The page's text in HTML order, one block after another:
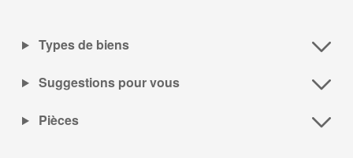
Types de biens
Suggestions pour vous
Pièces